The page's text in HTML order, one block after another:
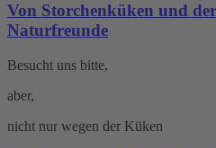
Von Storchenküken und
Naturfreunde
Besucht uns bitte,
aber,
nicht nur wegen der Küken